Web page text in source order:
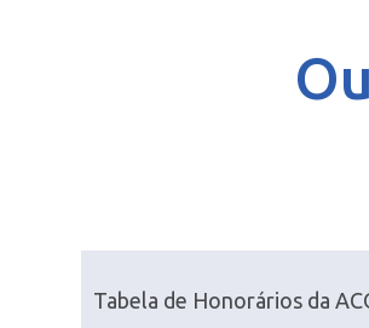
Tabela de Honorários da